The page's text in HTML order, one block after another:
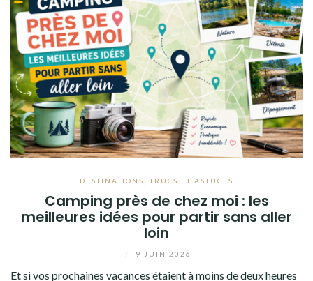
DESTINATIONS ,TRUCS ET ASTUCES
Camping près de chez moi : les
meilleures idées pour partir sans aller
loin
9 JUIN 2026
Et si vos prochaines vacances étaient à moins de deux heures